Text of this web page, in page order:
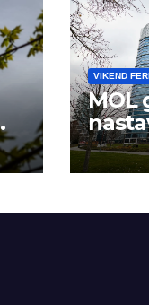
VIKEND
MOL